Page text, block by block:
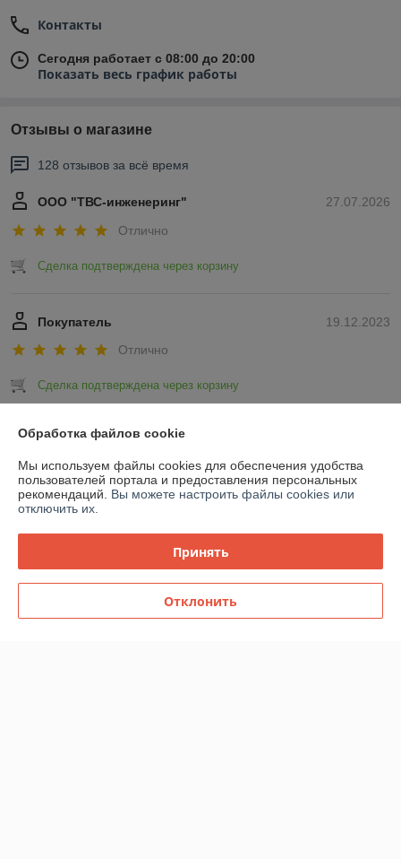
Контакты
Сегодня работает с 08:00 до 20:00
Показать весь график работы
Отзывы о магазине
128 отзывов за всё время
27.07.2026
ООО "ТВС-инженеринг"
Отлично
Сделка подтверждена через корзину
19.12.2023
Покупатель
Отлично
Сделка подтверждена через корзину
Показать все отзывы
О нас
Контакты
Доставка и оплата
График работы
Обработка файлов cookie
Мы используем файлы cookies для обеспечения удобства
пользователей портала и предоставления персональных
рекомендаций. Вы можете настроить файлы cookies или
отключить их.
Принять
Отклонить